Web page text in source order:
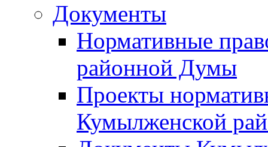
Документы
Нормативные
районной Думы
Проекты
Кумылженской